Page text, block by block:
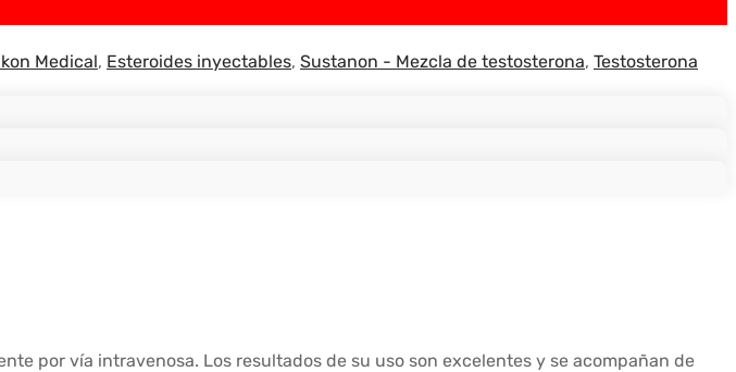
Medical, Esteroides inyectables, Sustanon - Mezcla de testosterona, Testosterona
por vía intravenosa. Los resultados de su uso son excelentes y se acompañan de